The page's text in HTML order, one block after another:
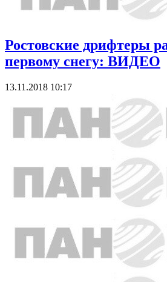
Ростовские дрифтеры
первому снегу: ВИДЕО
13.11.2018 10:17